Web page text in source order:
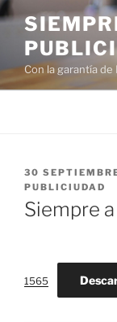
Saltar
contenido
Con la garantía de
PUBLICADO
EL
30
PUBLICIUDAD
Siempre
1565